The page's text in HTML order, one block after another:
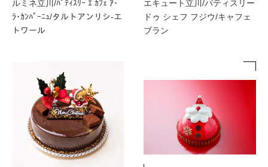
ルミネ立川/ﾊﾟﾃｨｽﾘｰ ｴ ｶﾌｪ ｱ･
ﾗ･ｶﾝﾊﾟｰﾆｭ/タルトアンリシ-エ
トワール
エキュート立川/パティスリー
ドゥ シェフ フジウ/キャフェ
ブラン